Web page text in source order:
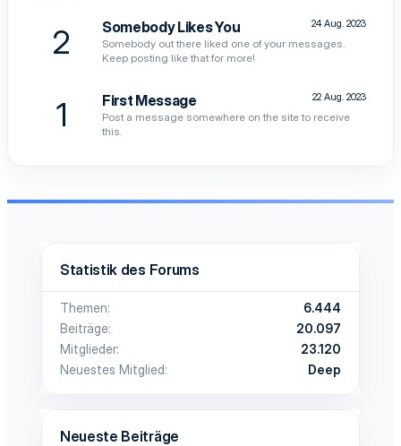
2 24 Aug. 2023
Somebody Likes You
Somebody out there liked one of your messages.
Keep posting like that for more!
1 22 Aug. 2023
First Message
Post a message somewhere on the site to receive
this.
Statistik des Forums
Themen
6.444
Beiträge
20.097
Mitglieder
23.120
Neuestes Mitglied
Deep
Neueste Beiträge